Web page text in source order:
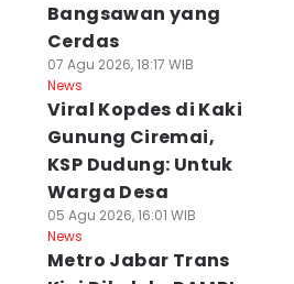
Bangsawan yang
Cerdas
07 Agu 2026, 18:17 WIB
News
Viral Kopdes di Kaki
Gunung Ciremai,
KSP Dudung: Untuk
Warga Desa
05 Agu 2026, 16:01 WIB
News
Metro Jabar Trans